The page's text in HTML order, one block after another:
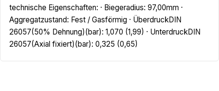
technische Eigenschaften: · Biegeradius: 97,00mm ·
Aggregatzustand: Fest / Gasförmig · ÜberdruckDIN
26057(50% Dehnung)(bar): 1,070 (1,99) · UnterdruckDIN
26057(Axial fixiert)(bar): 0,325 (0,65)